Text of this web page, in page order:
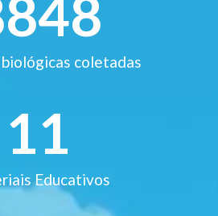
coletadas
Educativos
11